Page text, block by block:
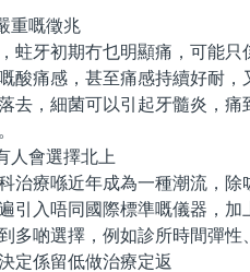
嘅徵兆
牙初期冇乜明顯痛，可能只
酸痛感，甚至痛感持續好耐
去，細菌可以引起牙髓炎，
會選擇北上
療喺近年成為一種潮流，除
引入唔同國際標準嘅儀器，
多啲選擇，例如診所時間彈
定係留低做治療定返